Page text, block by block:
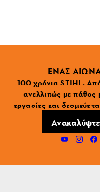
ΕΝΑΣ
100 χρόνια STIHL.
ανελλιπώς με πάθος
εργασίες και